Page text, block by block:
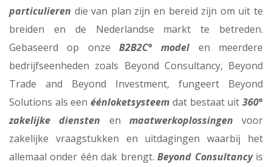
particulieren die van plan zijn en bereid zijn om uit te
breiden en de Nederlandse markt te betreden.
Gebaseerd op onze B2B2C° model en meerdere
bedrijfseenheden zoals Beyond Consultancy, Beyond
Trade and Beyond Investment, fungeert Beyond
Solutions als eenéénloketsysteem dat bestaat uit360°
zakelijke diensten en maatwerkoplossingen voor
zakelijke vraagstukken en uitdagingen waarbij het
allemaal onder één dak brengt.Beyond Consultancyis